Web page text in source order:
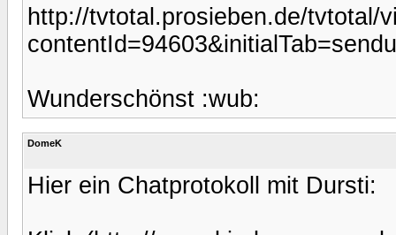
http://tvtotal.prosieben.de/tvtotal/
Wunderschönst :wub:
DomeK
Hier ein Chatprotokoll mit Dursti: